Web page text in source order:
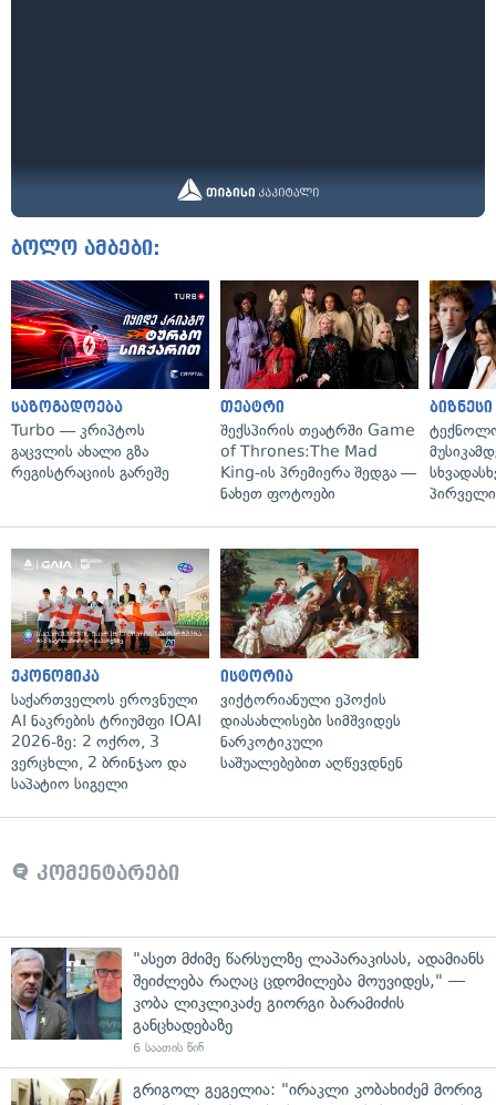
ბოლო ამბები:
საზოგადოება
Turbo — კრიპტოს
გაცვლის ახალი გზა
რეგისტრაციის გარეშე
თეატრი
შექსპირის თეატრში Game
of Thrones:The Mad
King-ის პრემიერა შედგა —
ნახეთ ფოტოები
ბიზნესი
ეკონომიკა
საქართველოს ეროვნული
AI ნაკრების ტრიუმფი IOAI
2026-ზე: 2 ოქრო, 3
ვერცხლი, 2 ბრინჯაო და
საპატიო სიგელი
ისტორია
ვიქტორიანული ეპოქის
დიასახლისები სიმშვიდეს
ნარკოტიკული
საშუალებებით აღწევდნენ
კომენტარები
"ასეთ მძიმე წარსულზე ლაპარაკისას, ადამიანს
შეიძლება რაღაც ცდომილება მოუვიდეს," —
კობა ლიკლიკაძე გიორგი ბარამიძის
განცხადებაზე
6 საათის წინ
გრიგოლ გეგელია: "ირაკლი კობახიძემ მორიგ